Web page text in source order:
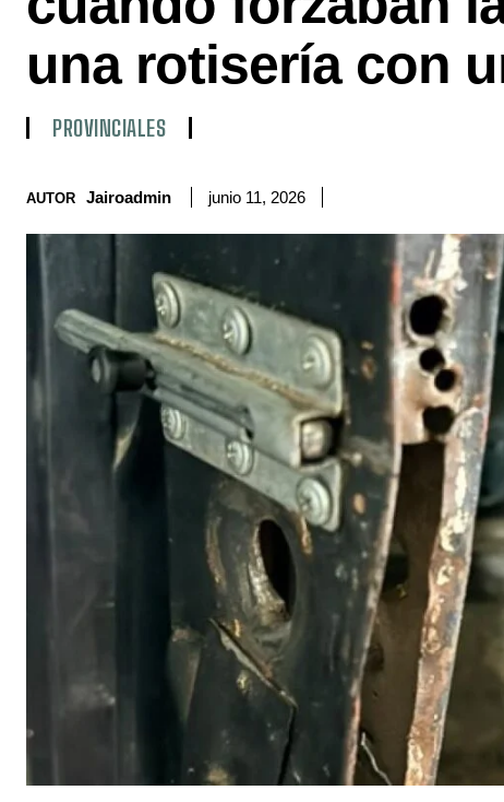
una rotisería con
PROVINCIALES
AUTOR Jairoadmin junio 11, 2026